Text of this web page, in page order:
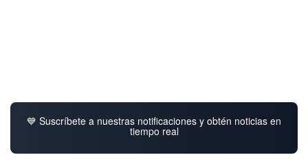
💙 Suscríbete a nuestras notificaciones y obtén noticias en
tiempo real